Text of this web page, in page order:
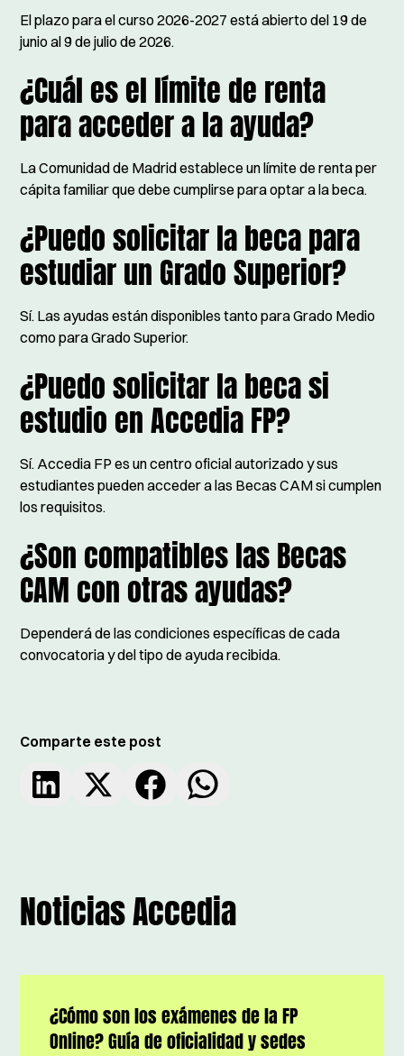
El plazo para el curso 2026-2027 está abierto del 19 de
junio al 9 de julio de 2026.
¿Cuál es el límite de renta
para acceder a la ayuda?
La Comunidad de Madrid establece un límite de renta per
cápita familiar que debe cumplirse para optar a la beca.
¿Puedo solicitar la beca para
estudiar un Grado Superior?
Sí. Las ayudas están disponibles tanto para Grado Medio
como para Grado Superior.
¿Puedo solicitar la beca si
estudio en Accedia FP?
Sí. Accedia FP es un centro oficial autorizado y sus
estudiantes pueden acceder a las Becas CAM si cumplen
los requisitos.
¿Son compatibles las Becas
CAM con otras ayudas?
Dependerá de las condiciones específicas de cada
convocatoria y del tipo de ayuda recibida.
Comparte este post
Noticias Accedia
¿Cómo son los exámenes de la FP
Online? Guía de oficialidad y sedes